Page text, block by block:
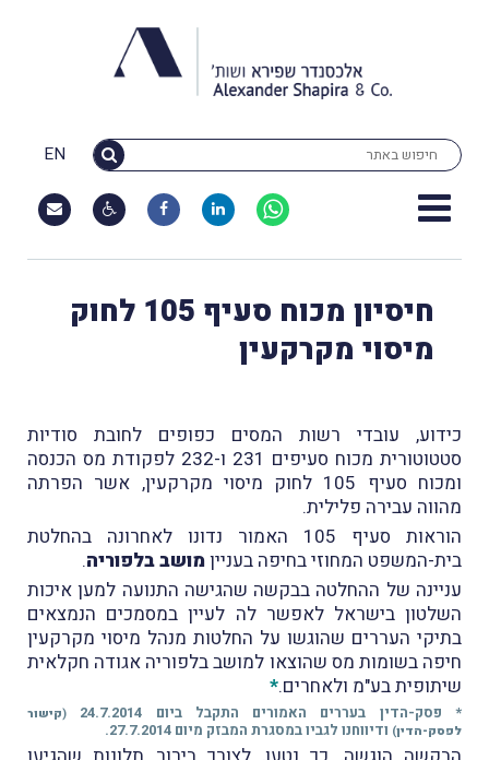
EN
חיסיון מכוח סעיף 105 לחוק
מיסוי מקרקעין
כידוע, עובדי רשות המסים כפופים לחובת סודיות
סטטוטורית מכוח סעיפים 231 ו-232 לפקודת מס הכנסה
ומכוח סעיף 105 לחוק מיסוי מקרקעין, אשר הפרתה
מהווה עבירה פלילית.
הוראות סעיף 105 האמור נדונו לאחרונה בהחלטת
בית-המשפט המחוזי בחיפה בענייןמושב בלפוריה.
עניינה של ההחלטה בבקשה שהגישה התנועה למען איכות
השלטון בישראל לאפשר לה לעיין במסמכים הנמצאים
בתיקי העררים שהוגשו על החלטות מנהל מיסוי מקרקעין
חיפה בשומות מס שהוצאו למושב בלפוריה אגודה חקלאית
שיתופית בע"מ ולאחרים.*
* פסק-הדין בעררים האמורים התקבל ביום 24.7.2014 (קישור
לפסק-הדין) ודיווחנו לגביו במסגרת המבזק מיום 27.7.2014.